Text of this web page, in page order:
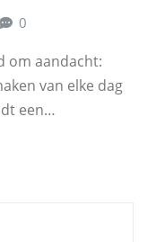
0
om aandacht:
van elke dag
een…